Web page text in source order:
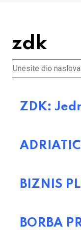
zdk
Unesite dio naslova
ZDK:
BIZNIS
BORBA